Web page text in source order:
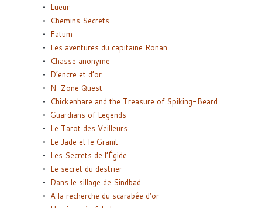
Lueur
Chemins Secrets
Fatum
Les aventures du capitaine Ronan
Chasse anonyme
D’encre et d’or
N-Zone Quest
Chickenhare and the Treasure of Spiking-Beard
Guardians of Legends
Le Tarot des Veilleurs
Le Jade et le Granit
Les Secrets de l’Égide
Le secret du destrier
Dans le sillage de Sindbad
A la recherche du scarabée d’or